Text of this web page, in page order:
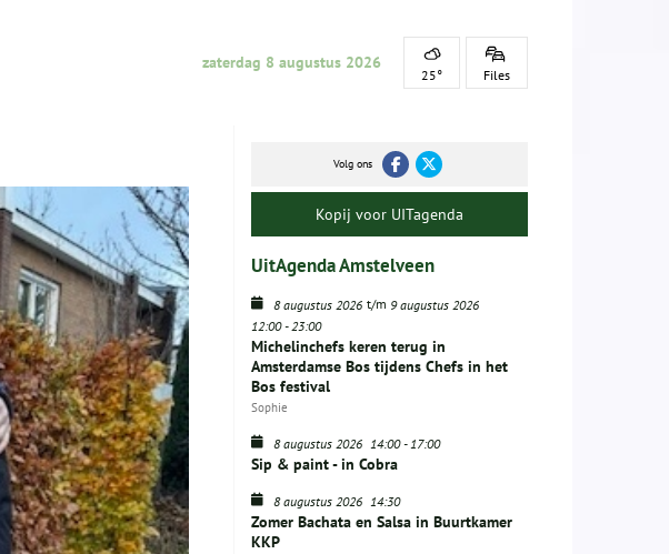
zaterdag 8 augustus 2026
25° Files
Volg ons
Kopij voor UITagenda
UitAgenda Amstelveen
8 augustus 2026 t/m 9 augustus 2026
12:00-23:00
Michelinchefs keren terug in
Amsterdamse Bos tijdens Chefs in het
Bos festival
Sophie
8 augustus 2026 14:00-17:00
Sip & paint - in Cobra
8 augustus 2026 14:30
Zomer Bachata en Salsa in Buurtkamer
KKP